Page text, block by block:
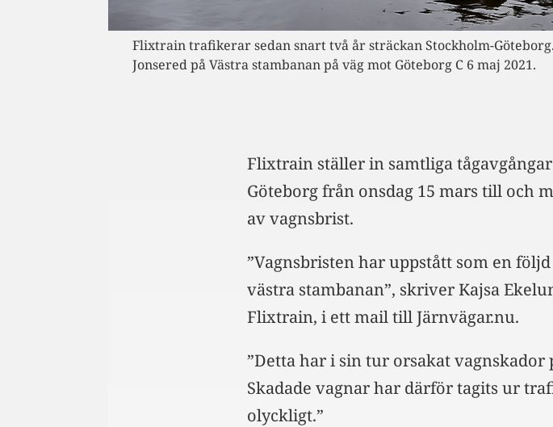
Flixtrain trafikerar sedan snart två år sträckan Stockholm-
Jonsered på Västra stambanan på väg mot Göteborg C 6 maj 2021.
Flixtrain ställer in samtliga
Göteborg från onsdag 15 mars till och
av vagnsbrist.
”Vagnsbristen har uppstått som en
västra stambanan”, skriver Kajsa
Flixtrain, i ett mail till Järnvägar.nu.
”Detta har i sin tur orsakat
Skadade vagnar har därför tagits ur
olyckligt.”